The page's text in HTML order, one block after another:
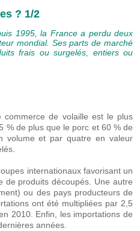
? 1/2
1995, la France a perdu deux
mondial. Ses parts de marché
frais ou surgelés, entiers ou
de volaille est le plus
% de plus que le porc et 60 % de
volume et par quatre en valeur
internationaux favorisant un
de produits découpés. Une autre
ou des pays producteurs de
ont été multipliées par 2,5
2010. Enfin, les importations de
années.